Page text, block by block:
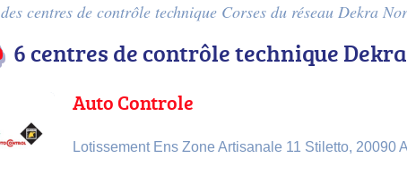
centres de contrôle technique Corses du réseau Dekra
6 centres de contrôle technique
Auto Controle
Lotissement Ens Zone Artisanale 11 Stiletto, 20090